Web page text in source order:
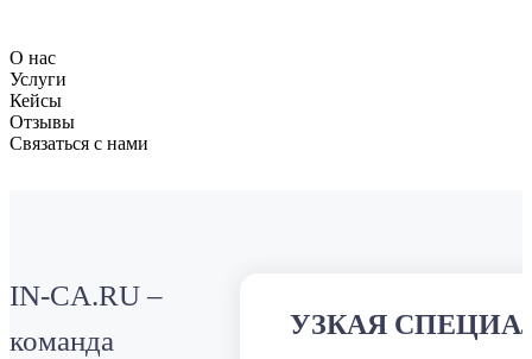
О нас
Услуги
Кейсы
Отзывы
Связаться с нами
IN-CA.RU –
команда
УЗКАЯ